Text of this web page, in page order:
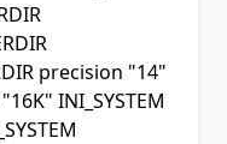
precision "14"
"16K" INI_SYSTEM